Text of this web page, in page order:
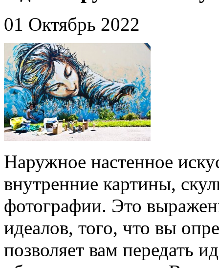
01 Октябрь 2022
Наружное настенное
внутренние картины,
фотографии. Это
идеалов, того, что вы
позволяет вам передать